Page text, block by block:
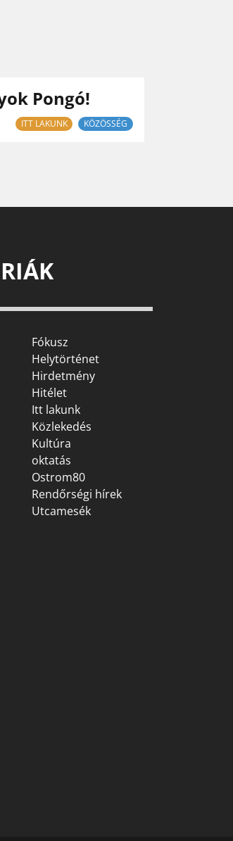
Pongó!
ITT LAKUNK KÖZÖSSÉG
Fókusz
Helytörténet
Hirdetmény
Hitélet
Itt lakunk
Közlekedés
Kultúra
oktatás
Ostrom80
Rendőrségi hírek
Utcamesék